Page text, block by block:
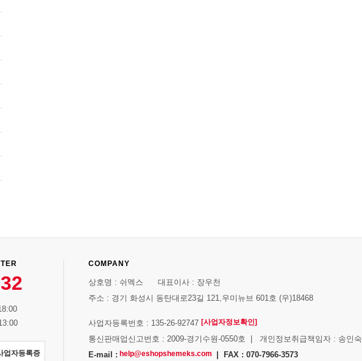
업자등록증
COMPANY
상호명 : 쉬멕스 대표이사 : 장우천
주소 : 경기 화성시 동탄대로23길 121,우미뉴브 601호 (우)18468
사업자등록번호 : 135-26-92747 [사업자정보확인]
통신판매업신고번호 : 2009-경기수원-0550호 | 개인정보취급책임자 : 송인숙
E-mail : help@eshopshemeks.com | FAX : 070-7966-3573